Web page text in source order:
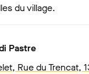
du village.
Pastre
Rue du Trencat,